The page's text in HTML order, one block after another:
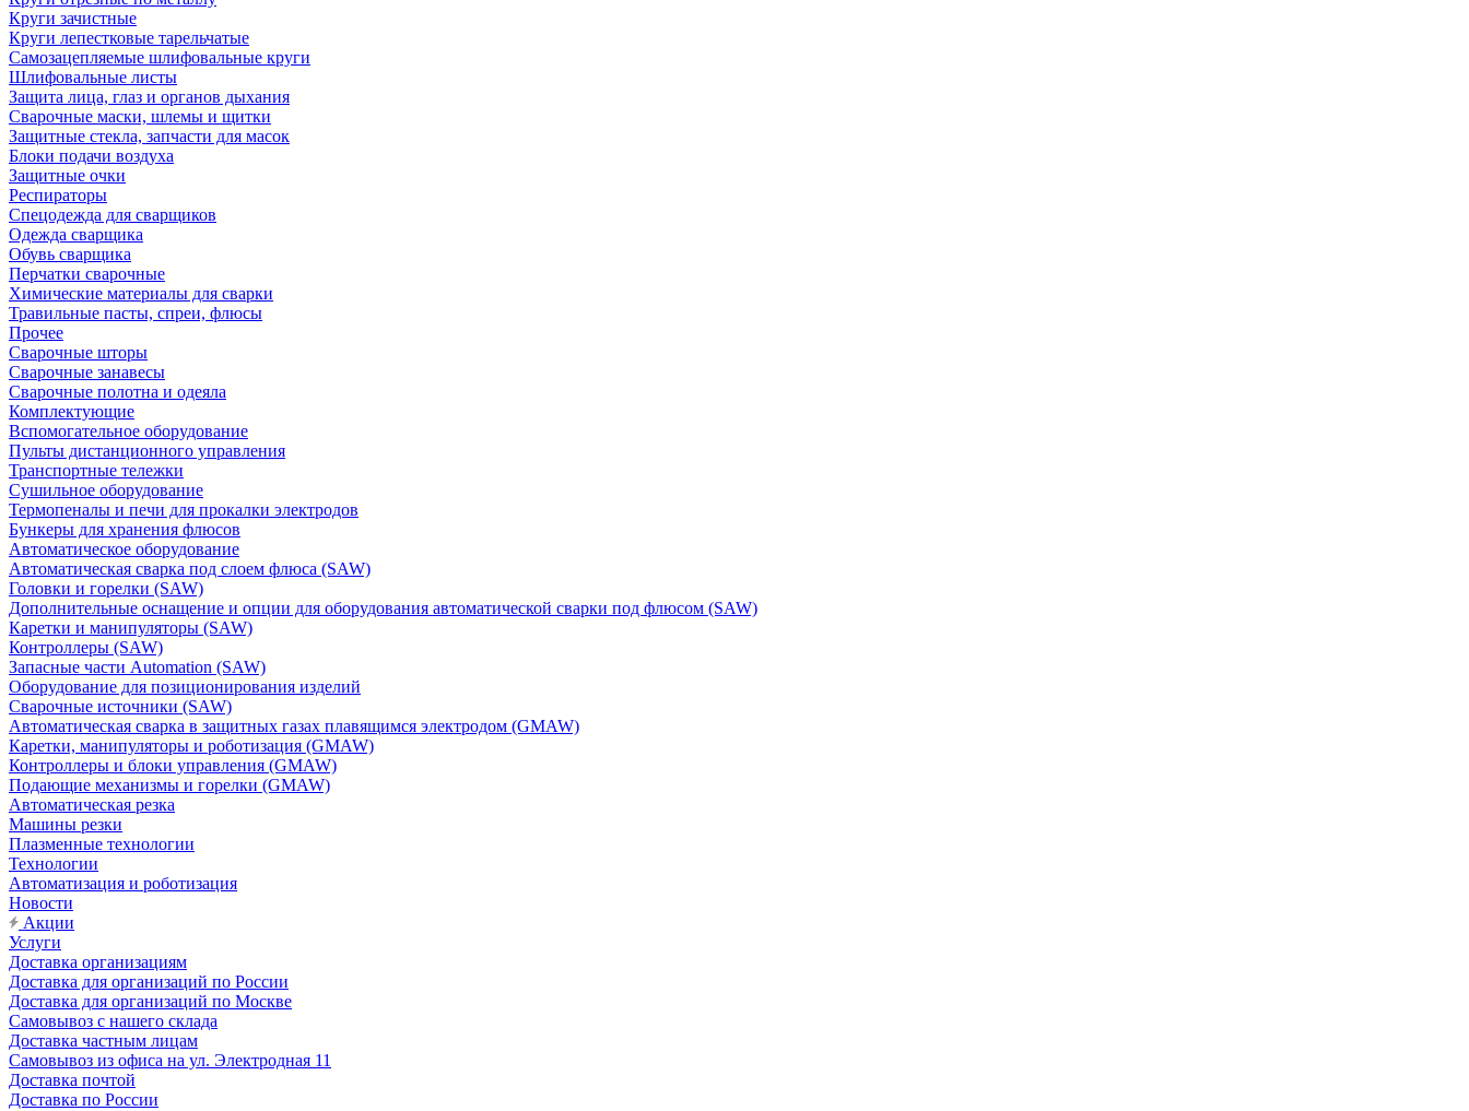
Круги зачистные
Круги лепестковые тарельчатые
Самозацепляемые шлифовальные круги
Шлифовальные листы
Защита лица, глаз и органов дыхания
Сварочные маски, шлемы и щитки
Защитные стекла, запчасти для масок
Блоки подачи воздуха
Защитные очки
Респираторы
Спецодежда для сварщиков
Одежда сварщика
Обувь сварщика
Перчатки сварочные
Химические материалы для сварки
Травильные пасты, спреи, флюсы
Прочее
Сварочные шторы
Сварочные занавесы
Сварочные полотна и одеяла
Комплектующие
Вспомогательное оборудование
Пульты дистанционного управления
Транспортные тележки
Сушильное оборудование
Термопеналы и печи для прокалки электродов
Бункеры для хранения флюсов
Автоматическое оборудование
Автоматическая сварка под слоем флюса (SAW)
Головки и горелки (SAW)
Дополнительные оснащение и опции для оборудования автоматической сварки под флюсом (SAW)
Каретки и манипуляторы (SAW)
Контроллеры (SAW)
Запасные части Automation (SAW)
Оборудование для позиционирования изделий
Сварочные источники (SAW)
Автоматическая сварка в защитных газах плавящимся электродом (GMAW)
Каретки, манипуляторы и роботизация (GMAW)
Контроллеры и блоки управления (GMAW)
Подающие механизмы и горелки (GMAW)
Автоматическая резка
Машины резки
Плазменные технологии
Технологии
Автоматизация и роботизация
Новости
Акции
Услуги
Доставка организациям
Доставка для организаций по России
Доставка для организаций по Москве
Самовывоз с нашего склада
Доставка частным лицам
Самовывоз из офиса на ул. Электродная 11
Доставка почтой
Доставка по России